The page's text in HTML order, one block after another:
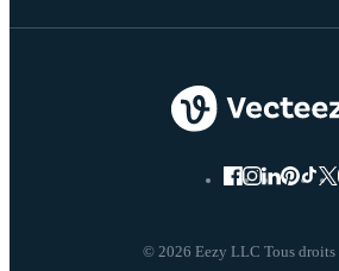
© 2026 Eezy LLC Tous droits